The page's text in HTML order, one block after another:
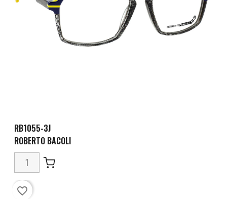
RB1055-3J
ROBERTO BACOLI
favorite_border